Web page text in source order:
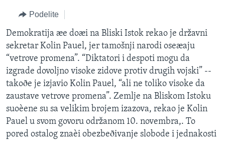
pretragu
GLOBALNE TEME
EKONOMIJA
NAUKA I TEHNOLOGIJA
MEDICINA
KULTURA
DRUŠTVO
SPORT
IZ AMERIKE
PRATITE NAS
Jezici
Podelite
Demokratija æe doæi na Bliski Istok rekao je državni
sekretar Kolin Pauel, jer tamošnji narodi oseæaju
“vetrove promena”. “Diktatori i despoti mogu da
izgrade dovoljno visoke zidove protiv drugih vojski” --
takoðe je izjavio Kolin Pauel, “ali ne toliko visoke da
zaustave vetrove promena”. Zemlje na Bliskom Istoku
suoèene su sa velikim brojem izazova, rekao je Kolin
Pauel u svom govoru održanom 10. novembra,. To
pored ostalog znaèi obezbeðivanje slobode i jednakosti